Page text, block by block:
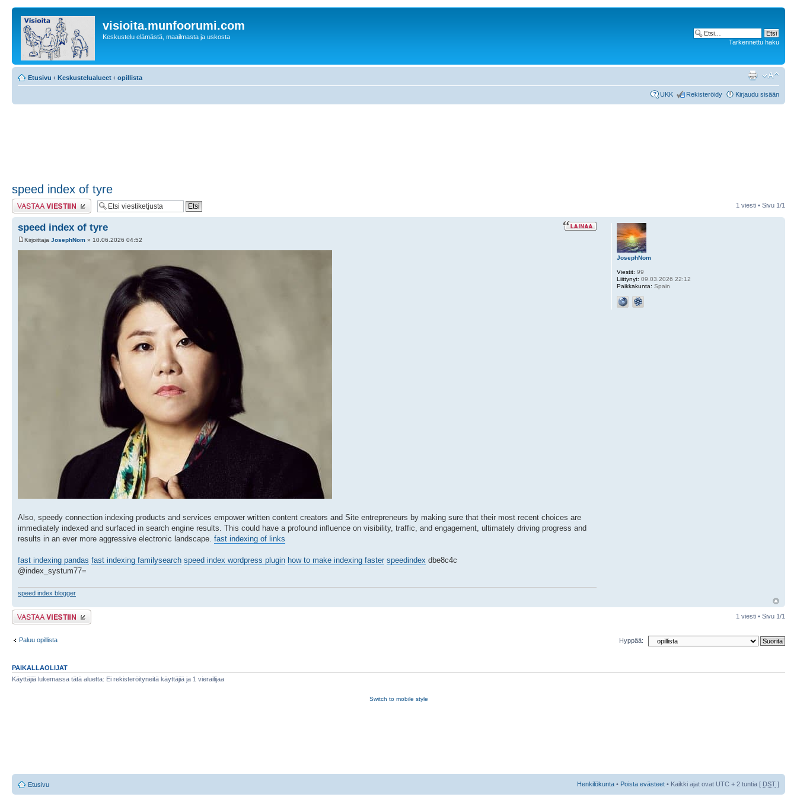
visioita.munfoorumi.com
Keskustelu elämästä, maailmasta ja uskosta
Tarkennettu haku
Etusivu ‹ Keskustelualueet ‹ opillista
UKK Rekisteröidy Kirjaudu sisään
speed index of tyre
Lähetä vastaus 1 viesti • Sivu 1/1
speed index of tyre
Kirjoittaja JosephNom » 10.06.2026 04:52
Also, speedy connection indexing products and services empower written content creators and Site entrepreneurs by making sure that their most recent choices are
immediately indexed and surfaced in search engine results. This could have a profound influence on visibility, traffic, and engagement, ultimately driving progress and
results in an ever more aggressive electronic landscape. fast indexing of links
fast indexing pandas fast indexing familysearch speed index wordpress plugin how to make indexing faster speedindex dbe8c4c
@index_systum77=
speed index blogger
JosephNom
Viestit: 99
Liittynyt: 09.03.2026 22:12
Paikkakunta: Spain
Lähetä vastaus 1 viesti • Sivu 1/1
Paluu opillista Hyppää:
PAIKALLAOLIJAT
Käyttäjiä lukemassa tätä aluetta: Ei rekisteröityneitä käyttäjiä ja 1 vierailijaa
Switch to mobile style
Etusivu Henkilökunta • Poista evästeet • Kaikki ajat ovat UTC + 2 tuntia [ DST ]